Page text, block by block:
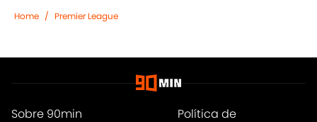
Home / Premier League
Sobre 90min Política de